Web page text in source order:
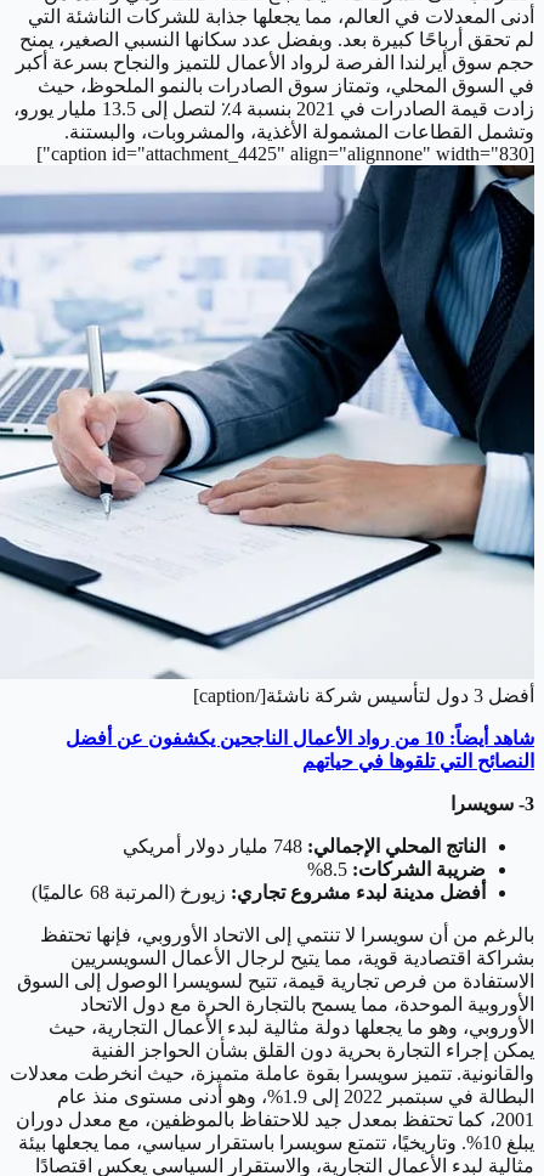
أدنى المعدلات في العالم، مما يجعلها جذابة للشركات الناشئة التي
لم تحقق أرباحًا كبيرة بعد. وبفضل عدد سكانها النسبي الصغير، يمنح
حجم سوق أيرلندا الفرصة لرواد الأعمال للتميز والنجاح بسرعة أكبر
في السوق المحلي، وتمتاز سوق الصادرات بالنمو الملحوظ، حيث
زادت قيمة الصادرات في 2021 بنسبة 4٪ لتصل إلى 13.5 مليار يورو،
وتشمل القطاعات المشمولة الأغذية، والمشروبات، والبستنة.
[caption id="attachment_4425" align="alignnone" width="830"]
أفضل 3 دول لتأسيس شركة ناشئة[/caption]
شاهد أيضاً: 10 من رواد الأعمال الناجحين يكشفون عن أفضل
النصائح التي تلقوها في حياتهم
3- سويسرا
الناتج المحلي الإجمالي:
ضريبة الشركات:
أفضل مدينة لبدء مشروع تجاري: زيورخ (المرتبة 68 عالميًا)
بالرغم من أن سويسرا لا تنتمي إلى الاتحاد الأوروبي، فإنها تحتفظ
بشراكة اقتصادية قوية، مما يتيح لرجال الأعمال السويسريين
الاستفادة من فرص تجارية قيمة، تتيح لسويسرا الوصول إلى السوق
الأوروبية الموحدة، مما يسمح بالتجارة الحرة مع دول الاتحاد
الأوروبي، وهو ما يجعلها دولة مثالية لبدء الأعمال التجارية، حيث
يمكن إجراء التجارة بحرية دون القلق بشأن الحواجز الفنية
والقانونية. تتميز سويسرا بقوة عاملة متميزة، حيث انخرطت معدلات
البطالة في سبتمبر 2022 إلى 1.9%، وهو أدنى مستوى منذ عام
2001، كما تحتفظ بمعدل جيد للاحتفاظ بالموظفين، مع معدل دوران
يبلغ 10%. وتاريخيًا، تتمتع سويسرا باستقرار سياسي، مما يجعلها بيئة
مثالية لبدء الأعمال التجارية، والاستقرار السياسي يعكس اقتصادًا